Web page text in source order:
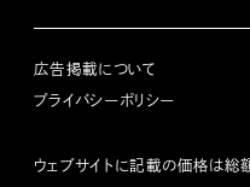
広告掲載について
プライバシーポリシー
ウェブサイトに記載の価格は総